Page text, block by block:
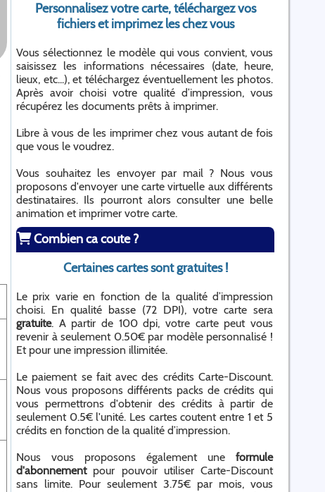
Personnalisez votre carte, téléchargez vos
fichiers et imprimez les chez vous
Vous sélectionnez le modèle qui vous convient, vous
saisissez les informations nécessaires (date, heure,
lieux, etc...), et téléchargez éventuellement les photos.
Après avoir choisi votre qualité d’impression, vous
récupérez les documents prêts à imprimer.
Libre à vous de les imprimer chez vous autant de fois
que vous le voudrez.
Vous souhaitez les envoyer par mail ? Nous vous
proposons d'envoyer une carte virtuelle aux différents
destinataires. Ils pourront alors consulter une belle
animation et imprimer votre carte.
Combien ca coute ?
Certaines cartes sont gratuites !
Le prix varie en fonction de la qualité d’impression
choisi. En qualité basse (72 DPI), votre carte sera
gratuite. A partir de 100 dpi, votre carte peut vous
revenir à seulement 0.50€ par modèle personnalisé !
Et pour une impression illimitée.
Le paiement se fait avec des crédits Carte-Discount.
Nous vous proposons différents packs de crédits qui
vous permettrons d'obtenir des crédits à partir de
seulement 0.5€ l'unité. Les cartes coutent entre 1 et 5
crédits en fonction de la qualité d’impression.
Nous vous proposons également une formule
d'abonnementpour pouvoir utiliser Carte-Discount
sans limite. Pour seulement 3.75€ par mois, vous